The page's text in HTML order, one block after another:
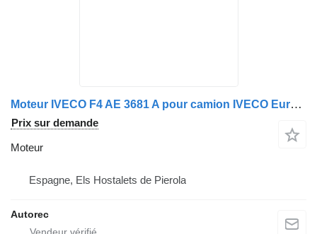
Moteur IVECO F4 AE 3681 A pour camion IVECO Eurocargo 90E22
Prix sur demande
Moteur
Espagne, Els Hostalets de Pierola
Autorec